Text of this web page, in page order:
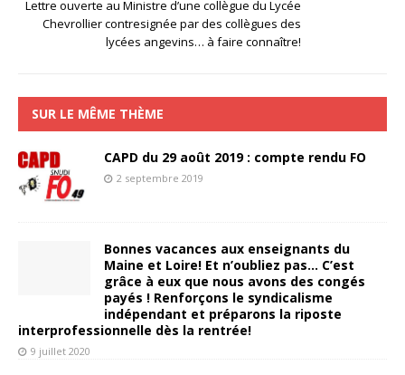
Lettre ouverte au Ministre d’une collègue du Lycée
Chevrollier contresignée par des collègues des
lycées angevins… à faire connaître!
SUR LE MÊME THÈME
CAPD du 29 août 2019 : compte rendu FO
2 septembre 2019
Bonnes vacances aux enseignants du
Maine et Loire! Et n’oubliez pas… C’est
grâce à eux que nous avons des congés
payés ! Renforçons le syndicalisme
indépendant et préparons la riposte
interprofessionnelle dès la rentrée!
9 juillet 2020